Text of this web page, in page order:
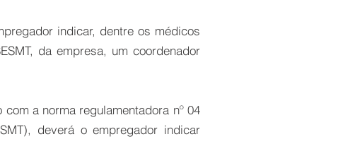
indicar, dentre os médicos
da empresa, um coordenador
a norma regulamentadora nº 04
deverá o empregador indicar